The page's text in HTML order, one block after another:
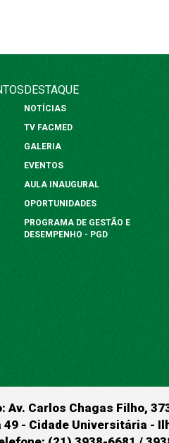
DESTAQUE
NOTÍCIAS
TV FACMED
GALERIA
EVENTOS
AULA INAUGURAL
OPORTUNIDADES
PROGRAMA DE GESTÃO E
DESEMPENHO - PGD
Av. Carlos Chagas Filho,
49 - Cidade Universitária -